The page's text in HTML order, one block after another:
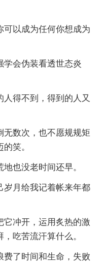
以成为任何你想成为
会伪装看透世态炎
得不到，得到的人又
数次，也不愿规规矩
笑。
也没老时间还早。
月给我记着帐来年都
冲开，运用炙热的激
吃苦流汗算什么。
了时间和生命，失败